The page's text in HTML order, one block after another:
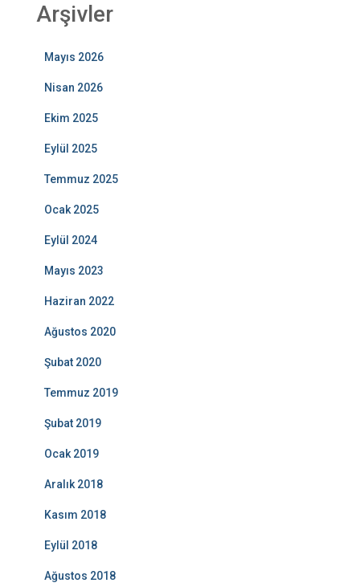
Arşivler
Mayıs 2026
Nisan 2026
Ekim 2025
Eylül 2025
Temmuz 2025
Ocak 2025
Eylül 2024
Mayıs 2023
Haziran 2022
Ağustos 2020
Şubat 2020
Temmuz 2019
Şubat 2019
Ocak 2019
Aralık 2018
Kasım 2018
Eylül 2018
Ağustos 2018